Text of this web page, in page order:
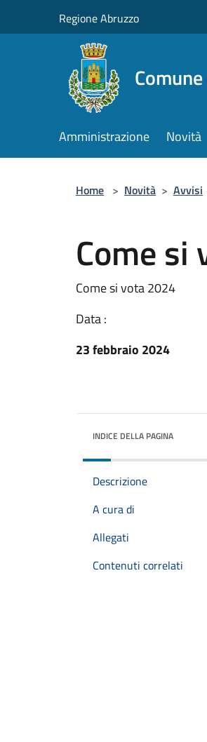
Regione Abruzzo
Amministrazione Novità
Home > Novità > Avvisi
Come si
Come si vota 2024
Data :
23 febbraio 2024
INDICE DELLA PAGINA
Descrizione
A cura di
Allegati
Contenuti correlati